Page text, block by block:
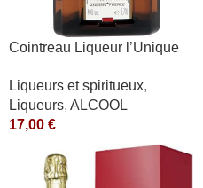
Cointreau Liqueur l’Unique
Liqueurs et spiritueux,
Liqueurs, ALCOOL
17,00 €